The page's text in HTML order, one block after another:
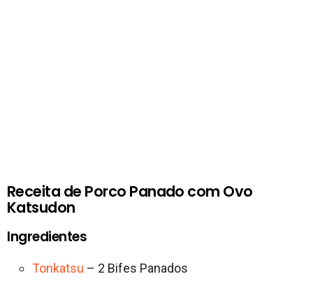
Receita de Porco Panado com Ovo
Katsudon
Ingredientes
Tonkatsu – 2 Bifes Panados